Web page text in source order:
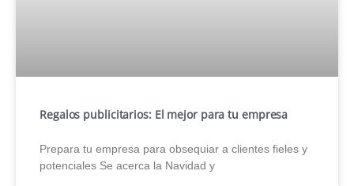
Regalos publicitarios: El mejor para tu empresa
Prepara tu empresa para obsequiar a clientes fieles y
potenciales Se acerca la Navidad y